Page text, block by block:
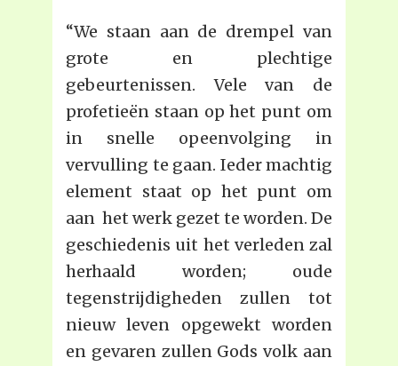
“We staan aan de drempel van
grote en plechtige
gebeurtenissen. Vele van de
profetieën staan op het punt om
in snelle opeenvolging in
vervulling te gaan. Ieder machtig
element staat op het punt om
aan het werk gezet te worden. De
geschiedenis uit het verleden zal
herhaald worden; oude
tegenstrijdigheden zullen tot
nieuw leven opgewekt worden
en gevaren zullen Gods volk aan